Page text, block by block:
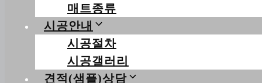
매트종류
시공안내
시공절차
시공갤러리
견적(샘플)상담
당신의 행복한 일상을 꿈꿉니